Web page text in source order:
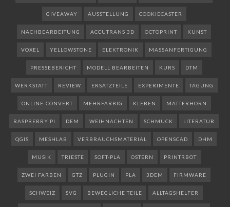
GIVEAWAY AUSSTELLUNG COOKIECASTER
NACHBEARBEITUNG ACCUTRANS 3D OCTOPRINT KUNST
VOXEL YELLOWSTONE ELEKTRONIK MASSANFERTIGUNG
PRESSEBERICHT MODELL BEARBEITEN KURS DTM
WERKSTATT REVIEW ERSATZTEILE EXPERIMENTE TAGUNG
ONLINE-CONVERT MEHRFARBIG KLEBEN MATTERHORN
RASPBERRY PI DEM WEIHNACHTEN SCHMUCK LITERATUR
QGIS MESHLAB VERBRAUCHSMATERIAL OPENSCAD DHM
MUSIK TRIESTE SOFT-PLA OSTERN PRINTRBOT
ZWEI FARBEN GTZ PLUGIN PLA 3DEM FIRMWARE
SCHWEIZ SVG BEWEGLICHE TEILE ALLTAGSHELFER